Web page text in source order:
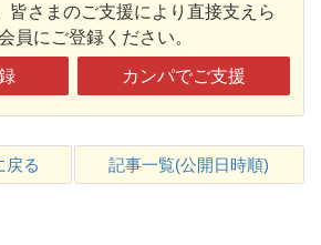
皆さまのご支援により直接支えら
員にご登録ください。
カンパでご支援
戻る 記事一覧(公開日時順)